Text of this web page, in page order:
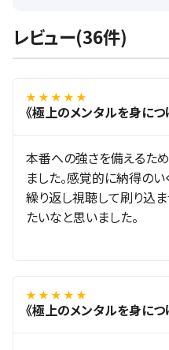
レビュー(36件)
★ ★ ★ ★ ★
《極上のメンタルを身につ
本番への強さを備えるた
ました。感覚的に納得の
繰り返し視聴して刷り込
たいなと思いました。
★ ★ ★ ★ ★
《極上のメンタルを身につ